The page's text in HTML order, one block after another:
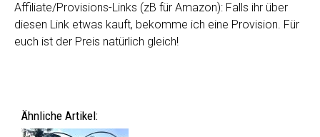
Affiliate/Provisions-Links (zB für Amazon): Falls ihr über
diesen Link etwas kauft, bekomme ich eine Provision. Für
euch ist der Preis natürlich gleich!
Ähnliche Artikel: